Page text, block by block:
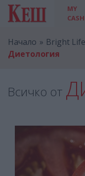
MY
CASH
Начало Bright Life
Диетология
Всичко от